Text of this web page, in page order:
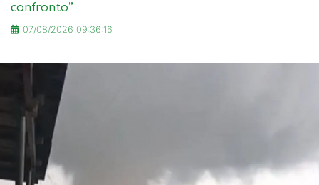
confronto”
07/08/2026 09:36:16